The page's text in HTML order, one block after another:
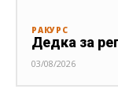
РАКУРС
Дедка за
03/08/2026